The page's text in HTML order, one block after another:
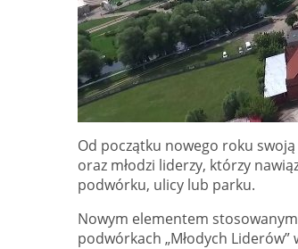
Od początku nowego roku
oraz młodzi liderzy, którzy
podwórku, ulicy lub parku.
Nowym elementem
podwórkach „Młodych